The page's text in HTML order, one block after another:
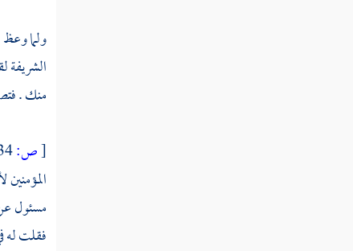
ولما وعظ
منك .
[ص:234 ]
مسئول
فقلت له